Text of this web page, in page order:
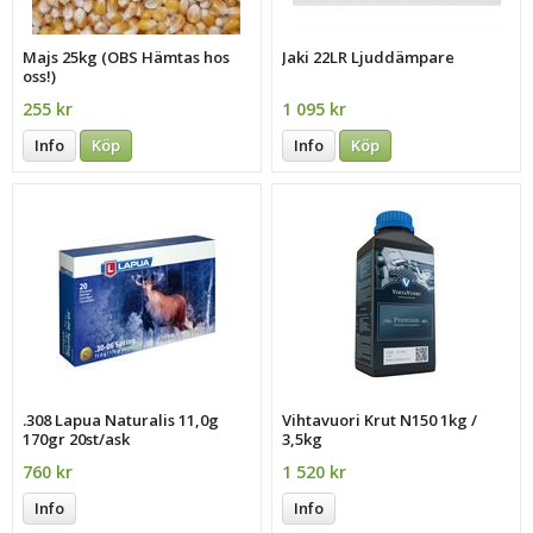
Majs 25kg (OBS Hämtas hos
oss!)
255 kr
Info Köp
Jaki 22LR Ljuddämpare
1 095 kr
Info Köp
.308 Lapua Naturalis 11,0g
170gr 20st/ask
760 kr
Info
Vihtavuori Krut N150 1kg /
3,5kg
1 520 kr
Info